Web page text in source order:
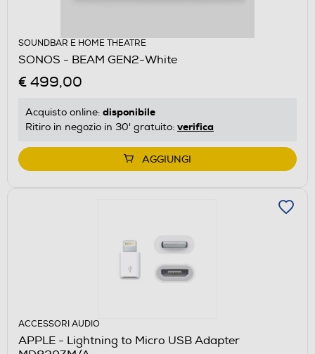
SOUNDBAR E HOME THEATRE
SONOS - BEAM GEN2-White
€ 499,00
Acquisto online: disponibile
Ritiro in negozio in 30' gratuito: verifica
AGGIUNGI
ACCESSORI AUDIO
APPLE - Lightning to Micro USB Adapter